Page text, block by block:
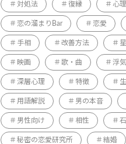
対処法 復縁 心
恋の溜まりBar 恋愛
手相 改善方法
映画 歌・曲 浮気
深層心理 特徴
用語解説 男の本音
男性向け 相性
秘密の恋愛研究所 結婚